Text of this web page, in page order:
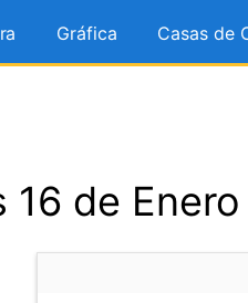
Gráfica Casas de
16 de